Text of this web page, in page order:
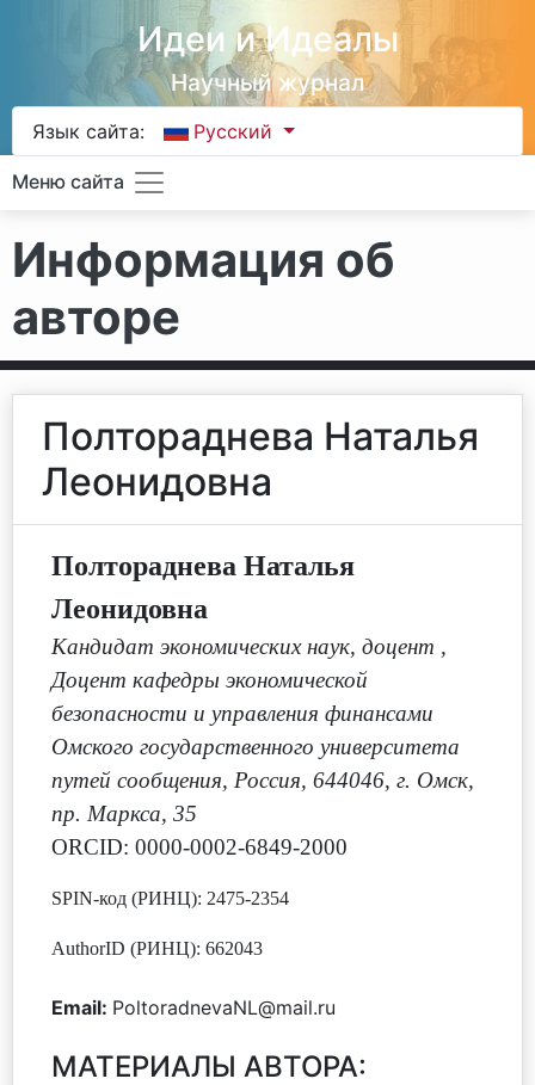
Идеи и Идеалы
Научный журнал
Язык сайта: Русский
Меню сайта
Информация об
авторе
Полтораднева Наталья
Леонидовна
Полтораднева Наталья
Леонидовна
Кандидат экономических наук, доцент ,
Доцент кафедры экономической
безопасности и управления финансами
Омского государственного университета
путей сообщения, Россия, 644046, г. Омск,
пр. Маркса, 35
ORCID: 0000-0002-6849-2000
SPIN-код (РИНЦ): 2475-2354
AuthorID (РИНЦ): 662043
Email: PoltoradnevaNL@mail.ru
МАТЕРИАЛЫ АВТОРА: